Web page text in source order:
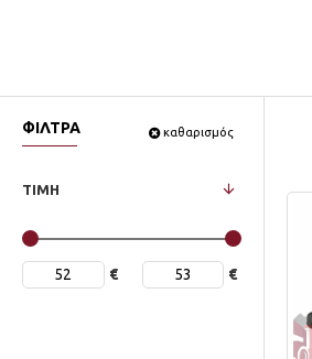
ΦΙΛΤΡΑ καθαρισμός
ΤΙΜΗ
€ €